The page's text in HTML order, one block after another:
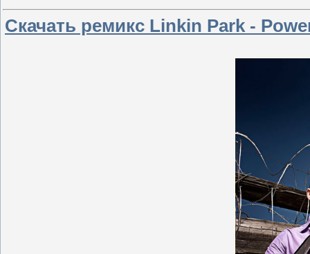
Скачать ремикс Linkin Park -